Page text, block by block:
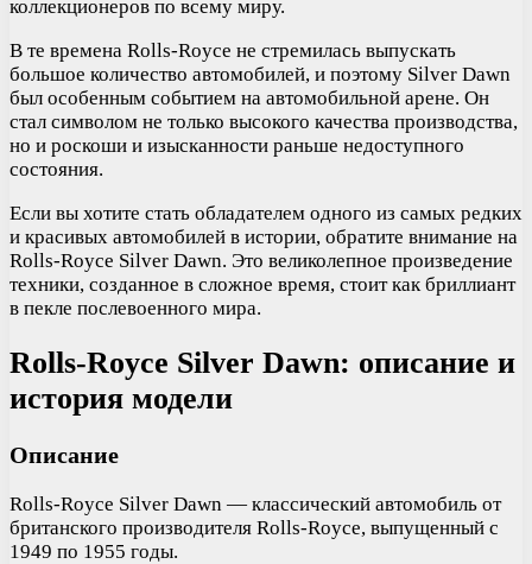
коллекционеров по всему миру.
В те времена Rolls-Royce не стремилась выпускать
большое количество автомобилей, и поэтому Silver Dawn
был особенным событием на автомобильной арене. Он
стал символом не только высокого качества производства,
но и роскоши и изысканности раньше недоступного
состояния.
Если вы хотите стать обладателем одного из самых редких
и красивых автомобилей в истории, обратите внимание на
Rolls-Royce Silver Dawn. Это великолепное произведение
техники, созданное в сложное время, стоит как бриллиант
в пекле послевоенного мира.
Rolls-Royce Silver Dawn: описание и
история модели
Описание
Rolls-Royce Silver Dawn — классический автомобиль от
британского производителя Rolls-Royce, выпущенный с
1949 по 1955 годы.